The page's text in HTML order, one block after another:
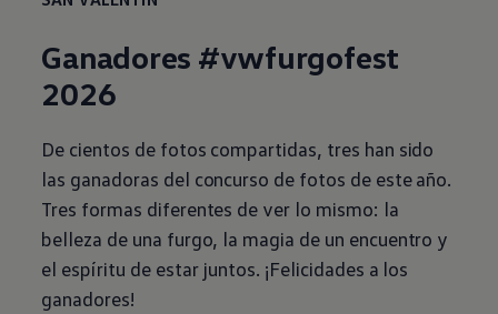
Ganadores #vwfurgofest
2026
De cientos de fotos compartidas, tres han sido
las ganadoras del concurso de fotos de este año.
Tres formas diferentes de ver lo mismo: la
belleza de una furgo, la magia de un encuentro y
el espíritu de estar juntos. ¡Felicidades a los
ganadores!